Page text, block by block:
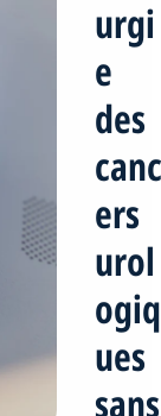
urgi
e
des
canc
ers
urol
ogiq
ues
sans